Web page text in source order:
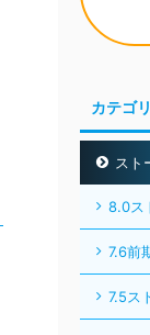
カテゴ
スト
8.0ス
7.6前
7.5ス